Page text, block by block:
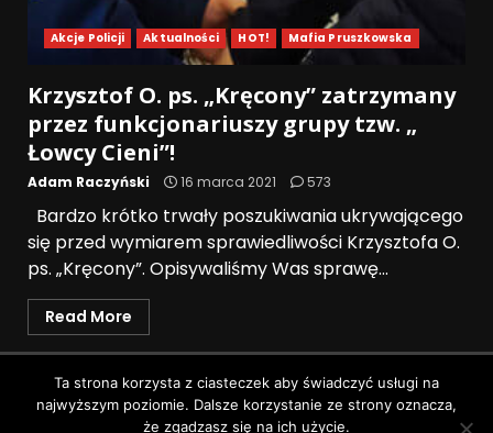
Akcje Policji Aktualności HOT! Mafia Pruszkowska
Krzysztof O. ps. „Kręcony” zatrzymany
przez funkcjonariuszy grupy tzw. „
Łowcy Cieni”!
Adam Raczyński 16 marca 2021 573
Bardzo krótko trwały poszukiwania ukrywającego
się przed wymiarem sprawiedliwości Krzysztofa O.
ps. „Kręcony”. Opisywaliśmy Was sprawę...
Read More
Polityka prywatności
Wszystkie prawa zastrzeżone © Pruszków News
Ta strona korzysta z ciasteczek aby świadczyć usługi na
najwyższym poziomie. Dalsze korzystanie ze strony oznacza,
że zgadzasz się na ich użycie.